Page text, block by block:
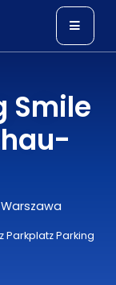
Smile
Parkplatz Parking